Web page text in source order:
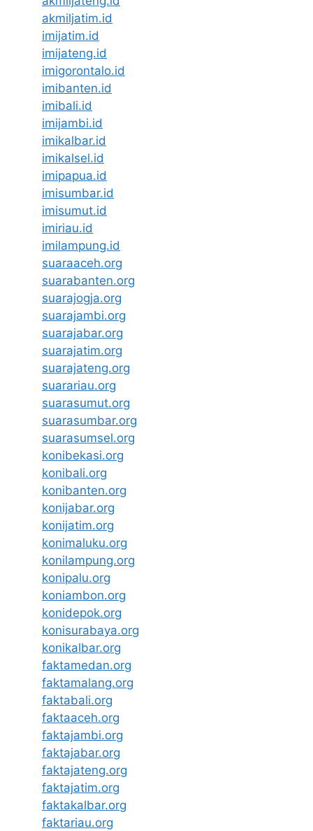
akmiljatim.id
imijatim.id
imijateng.id
imigorontalo.id
imibanten.id
imibali.id
imijambi.id
imikalbar.id
imikalsel.id
imipapua.id
imisumbar.id
imisumut.id
imiriau.id
imilampung.id
suaraaceh.org
suarabanten.org
suarajogja.org
suarajambi.org
suarajabar.org
suarajatim.org
suarajateng.org
suarariau.org
suarasumut.org
suarasumbar.org
suarasumsel.org
konibekasi.org
konibali.org
konibanten.org
konijabar.org
konijatim.org
konimaluku.org
konilampung.org
konipalu.org
koniambon.org
konidepok.org
konisurabaya.org
konikalbar.org
faktamedan.org
faktamalang.org
faktabali.org
faktaaceh.org
faktajambi.org
faktajabar.org
faktajateng.org
faktajatim.org
faktakalbar.org
faktariau.org